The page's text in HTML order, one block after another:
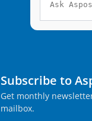
Subscribe to
Get monthly
mailbox.